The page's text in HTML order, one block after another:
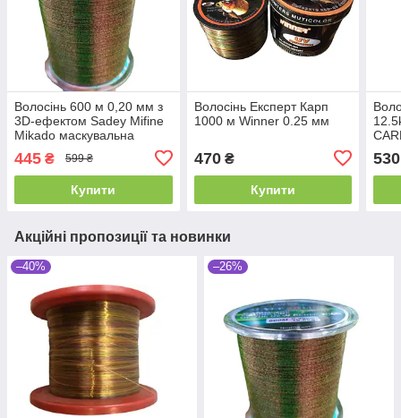
Волосінь 600 м 0,20 мм з
3D-ефектом Sadey Mifine
Mikado маскувальна
445 ₴ 599 ₴
Купити
Волосінь Експерт Карп
1000 м Winner 0.25 мм
470₴
Купити
530
Акційні пропозиції та новинки
–40% –26%